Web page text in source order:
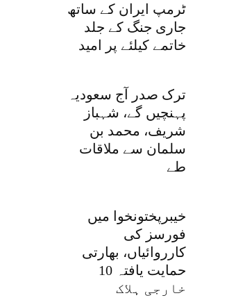
ٹرمپ ایران کے ساتھ
جاری جنگ کے جلد
خاتمے کیلئے پر امید
ترک صدر آج سعودیہ
پہنچیں گے، شہباز
شریف، محمد بن
سلمان سے ملاقات
طے
خیبرپختونخوا میں
فورسز کی
کارروائیاں، بھارتی
حمایت یافتہ 10
خارجی ہلاک